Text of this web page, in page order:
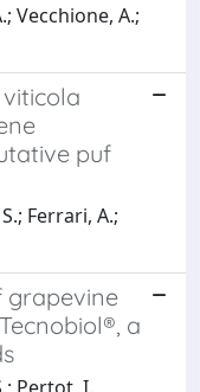
Vecchione, A.;
puf
Ferrari, A.;
grapevine
a